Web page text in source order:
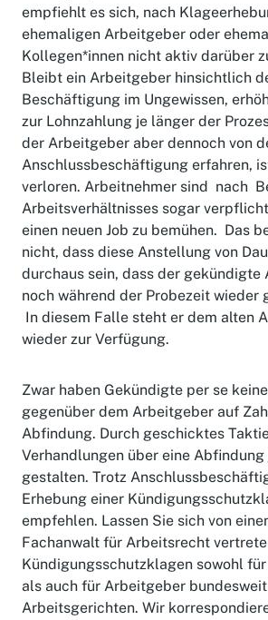
empfiehlt es sich, nach
ehemaligen Arbeitgeber oder
Kollegen*innen nicht aktiv darüber
Bleibt ein Arbeitgeber hinsichtlich
Beschäftigung im Ungewissen,
zur Lohnzahlung je länger der
der Arbeitgeber aber dennoch von
Anschlussbeschäftigung erfahren,
verloren. Arbeitnehmer sind nach
Arbeitsverhältnisses sogar
einen neuen Job zu bemühen. Das
nicht, dass diese Anstellung von
durchaus sein, dass der gekündigte
noch während der Probezeit wieder
In diesem Falle steht er dem alten
wieder zur Verfügung.
Zwar haben Gekündigte per se
gegenüber dem Arbeitgeber auf
Abfindung. Durch geschicktes
Verhandlungen über eine
gestalten. Trotz
Erhebung einer
empfehlen. Lassen Sie sich von
Fachanwalt für Arbeitsrecht
Kündigungsschutzklagen sowohl
als auch für Arbeitgeber
Arbeitsgerichten. Wir